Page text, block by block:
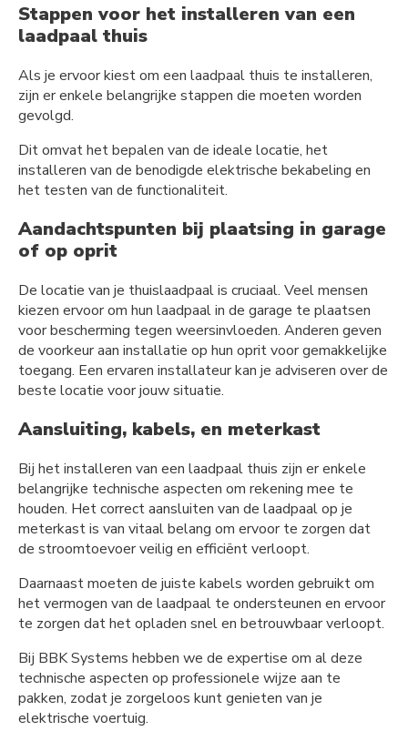
Stappen voor het installeren van een
laadpaal thuis
Als je ervoor kiest om een laadpaal thuis te installeren,
zijn er enkele belangrijke stappen die moeten worden
gevolgd.
Dit omvat het bepalen van de ideale locatie, het
installeren van de benodigde elektrische bekabeling en
het testen van de functionaliteit.
Aandachtspunten bij plaatsing in garage
of op oprit
De locatie van je thuislaadpaal is cruciaal. Veel mensen
kiezen ervoor om hun laadpaal in de garage te plaatsen
voor bescherming tegen weersinvloeden. Anderen geven
de voorkeur aan installatie op hun oprit voor gemakkelijke
toegang. Een ervaren installateur kan je adviseren over de
beste locatie voor jouw situatie.
Aansluiting, kabels, en meterkast
Bij het installeren van een laadpaal thuis zijn er enkele
belangrijke technische aspecten om rekening mee te
houden. Het correct aansluiten van de laadpaal op je
meterkast is van vitaal belang om ervoor te zorgen dat
de stroomtoevoer veilig en efficiënt verloopt.
Daarnaast moeten de juiste kabels worden gebruikt om
het vermogen van de laadpaal te ondersteunen en ervoor
te zorgen dat het opladen snel en betrouwbaar verloopt.
Bij BBK Systems hebben we de expertise om al deze
technische aspecten op professionele wijze aan te
pakken, zodat je zorgeloos kunt genieten van je
elektrische voertuig.